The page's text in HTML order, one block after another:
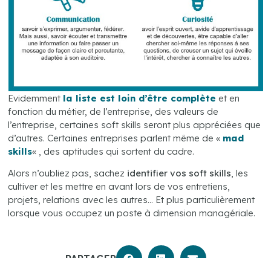
Evidemment la liste est loin d’être complète et en
fonction du métier, de l’entreprise, des valeurs de
l’entreprise, certaines soft skills seront plus appréciées que
d’autres. Certaines entreprises parlent même de « mad
skills« , des aptitudes qui sortent du cadre.
Alors n’oubliez pas, sachez identifier vos soft skills, les
cultiver et les mettre en avant lors de vos entretiens,
projets, relations avec les autres… Et plus particulièrement
lorsque vous occupez un poste à dimension managériale.